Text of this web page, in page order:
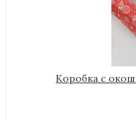
Коробка с